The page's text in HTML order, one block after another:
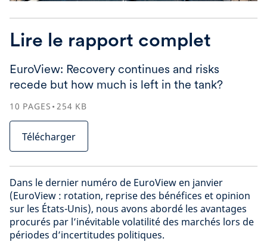
Lire le rapport complet
EuroView: Recovery continues and risks
recede but how much is left in the tank?
10 PAGES 254 KB
Télécharger
Dans le dernier numéro de EuroView en janvier
(EuroView : rotation, reprise des bénéfices et opinion
sur les États-Unis), nous avons abordé les avantages
procurés par l’inévitable volatilité des marchés lors de
périodes d’incertitudes politiques.